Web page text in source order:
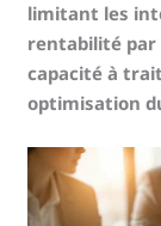
limitant les
rentabilité par
capacité à
optimisation